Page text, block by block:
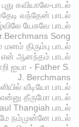
கவியாலே-பாடல்
வந்தேன் பாடல்
யேசுவே பாடல்
Song
திரும்பு பாடல்
ஆனந்தம் பாடல்
ஐயா - Father S.
J. Berchmans
வீடியோ பாடல்
தீருமோ பாடல்
Thangiah பாடல்
நம்முன்னே பாடல்